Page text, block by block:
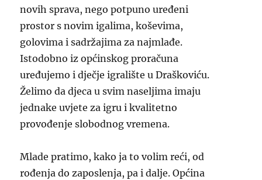
novih sprava, nego potpuno uređeni
prostor s novim igalima, koševima,
golovima i sadržajima za najmlađe.
Istodobno iz općinskog proračuna
uređujemo i dječje igralište u Draškoviću.
Želimo da djeca u svim naseljima imaju
jednake uvjete za igru i kvalitetno
provođenje slobodnog vremena.
Mlade pratimo, kako ja to volim reći, od
rođenja do zaposlenja, pa i dalje. Općina